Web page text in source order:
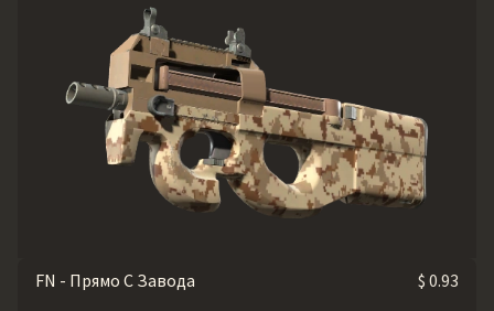
FN - Прямо С Завода
$ 0.93